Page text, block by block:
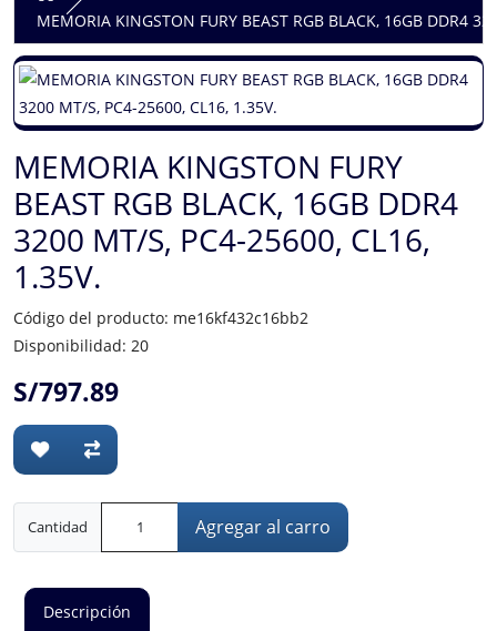
MEMORIA KINGSTON FURY BEAST RGB BLACK, 16GB DDR4
MEMORIA KINGSTON FURY
BEAST RGB BLACK, 16GB DDR4
3200 MT/S, PC4-25600, CL16,
1.35V.
Código del producto: me16kf432c16bb2
Disponibilidad: 20
S/797.89
Cantidad Agregar al carro
Descripción